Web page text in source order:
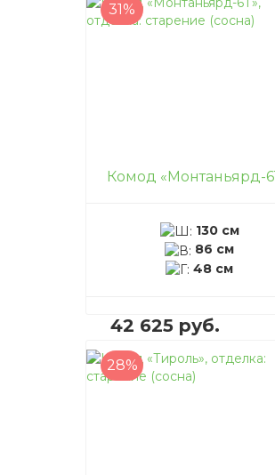
– + В корзину
31%
130 см
86 см
48 см
42 625 руб.
– +
28%